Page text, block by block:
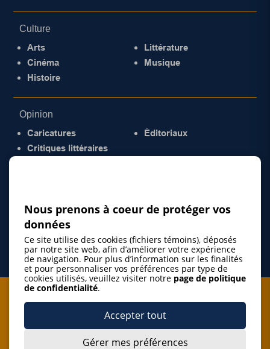
Culture
Arts
Cinéma
Histoire
Littérature
Musique
Opinion
Caricatures
Critiques littéraires
Éditoriaux
Je m'abonne à l'infolettre
Nous prenons à coeur de protéger vos
données
Ce site utilise des cookies (fichiers témoins), déposés
par notre site web, afin d’améliorer votre expérience
de navigation. Pour plus d’information sur les finalités
et pour personnaliser vos préférences par type de
cookies utilisés, veuillez visiter notre page de politique
de confidentialité.
Accepter tout
Gérer mes préférences